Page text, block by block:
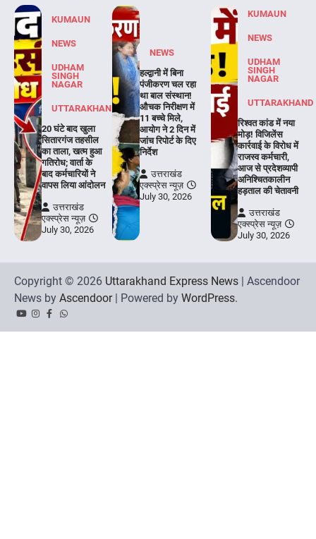
KUMAUN
NEWS
UDHAM
SINGH
NAGAR
UTTARAKHAND
20 घंटे बाद खुला
सितारगंज तहसील
का ताला, खत्म हुआ
गतिरोध; वार्ता के
बाद कर्मचारियों ने
वापस लिया आंदोलन
उत्तराखंड
एक्स्प्रेस न्यूज़
July 30, 2026
NEWS
हल्द्वानी में बिना
पंजीकरण चल रहा
था बाल संस्थान!
औचक निरीक्षण में
11 बच्चे मिले,
आयोग ने 2 दिन में
जांच रिपोर्ट के दिए
निर्देश
उत्तराखंड
एक्स्प्रेस न्यूज़
July 30, 2026
KUMAUN
NEWS
UDHAM
SINGH
NAGAR
UTTARAKHAND
रिश्वत कांड में नया
मोड़! विजिलेंस
कार्रवाई के विरोध में
राजस्व कर्मचारी,
आज से प्रदेशव्यापी
अनिश्चितकालीन
हड़ताल की चेतावनी
उत्तराखंड
एक्स्प्रेस न्यूज़
July 30, 2026
Copyright © 2026 Uttarakhand Express News | Ascendoor
News by Ascendoor| Powered by WordPress.
YouTubeInstagram
Facebook
Whatsapp